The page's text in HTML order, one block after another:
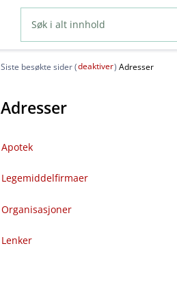
Siste besøkte sider (deaktiver) Adresser
Adresser
Apotek
Legemiddelfirmaer
Organisasjoner
Lenker